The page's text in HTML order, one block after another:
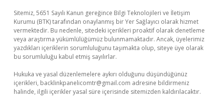
Sitemiz, 5651 Sayılı Kanun gereğince Bilgi Teknolojileri ve İletişim
Kurumu (BTK) tarafından onaylanmış bir Yer Sağlayıcı olarak hizmet
vermektedir. Bu nedenle, sitedeki içerikleri proaktif olarak denetleme
veya araştırma yükümlülüğümüz bulunmamaktadır. Ancak, üyelerimiz
yazdıkları içeriklerin sorumluluğunu taşımakta olup, siteye üye olarak
bu sorumluluğu kabul etmiş sayılırlar.
Hukuka ve yasal düzenlemelere aykırı olduğunu düşündüğünüz
içerikleri, backlinkpanelicomtr@gmail.com adresine bildirmeniz
halinde, ilgili içerikler yasal süre içerisinde sitemizden kaldırılacaktır.